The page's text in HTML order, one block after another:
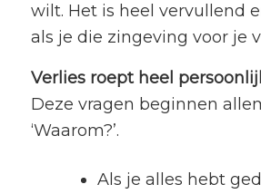
wilt. Het is heel vervullend
als je die zingeving voor je
Verlies roept heel
Deze vragen beginnen
‘Waarom?’.
Als je alles hebt